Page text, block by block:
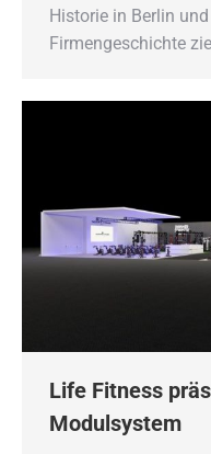
Historie in Berlin
Firmengeschichte
Life Fitness
Modulsystem